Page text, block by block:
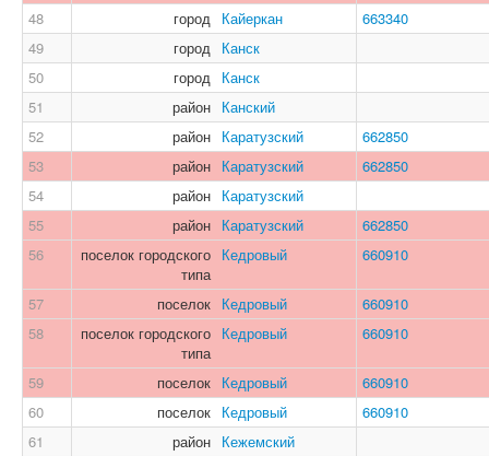
48
город Кайеркан
663340
49
город Канск
50
город Канск
51
район Канский
52
район Каратузский
662850
53
район Каратузский
662850
54
район Каратузский
55
район Каратузский
662850
56
поселок городского
типа
Кедровый 660910
57 поселок Кедровый
660910
58
поселок городского
типа
Кедровый 660910
59 поселок Кедровый
660910
60
поселок Кедровый
660910
61
район Кежемский